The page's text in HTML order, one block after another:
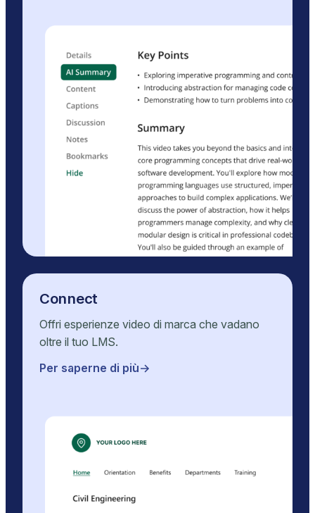
Connect
Offri esperienze video di marca che vadano
oltre il tuo LMS.
Per saperne di più